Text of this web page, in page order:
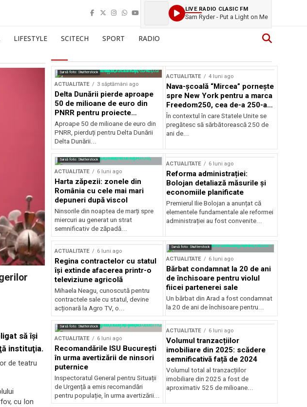
LIVE RADIO CLASIC FM
Sam Ryder - Put a Light on Me
LIFESTYLE SCITECH SPORT RADIO
să îşi
instituţia.
de teatru
cu Ion
Sursă foto: Shutterstock
ACTUALITATE 3 săptămâni ago
Delta Dunării pierde aproape
50 de milioane de euro din
PNRR pentru proiecte
esențiale
Aproape 50 de milioane de euro din
PNRR, pierduți pentru Delta Dunării
Delta Dunării...
ACTUALITATE 4 luni ago
Nava-școală “Mircea” pornește
spre New York pentru a marca
Freedom250, cea de-a 250-a
aniversare a Statelor Unite
În contextul în care Statele Unite se
pregătesc să sărbătorească 250 de
ani de...
Sursă foto: Shutterstock
ACTUALITATE 6 luni ago
Harta zăpezii: zonele din
România cu cele mai mari
depuneri după viscol
Ninsorile din noaptea de marți spre
miercuri au generat un strat
semnificativ de zăpadă...
ACTUALITATE 6 luni ago
Reforma administrației:
Bolojan detaliază măsurile și
economiile planificate
Premierul Ilie Bolojan a anunțat că
elementele fundamentale ale reformei
administrației au fost convenite...
ACTUALITATE 6 luni ago
Regina contractelor cu statul
își extinde afacerea printr-o
televiziune agricolă
Mihaela Neagu, cunoscută pentru
contractele sale cu statul, devine
acționară la Agro TV, o...
Sursă foto: Shutterstock
ACTUALITATE 6 luni ago
Bărbat condamnat la 20 de ani
de închisoare pentru violul
fiicei partenerei sale
Un bărbat din Arad a fost condamnat
la 20 de ani de închisoare pentru...
Sursă foto: Shutterstock
ACTUALITATE 6 luni ago
Recomandările ISU București
în urma avertizării de ninsori
puternice
Inspectoratul General pentru Situații
de Urgență a emis recomandări
pentru populație, în urma avertizării...
ACTUALITATE 6 luni ago
Volumul tranzacțiilor
imobiliare din 2025: scădere
semnificativă față de 2024
Volumul total al tranzacțiilor
imobiliare din 2025 a fost de
aproximativ 525 de milioane...